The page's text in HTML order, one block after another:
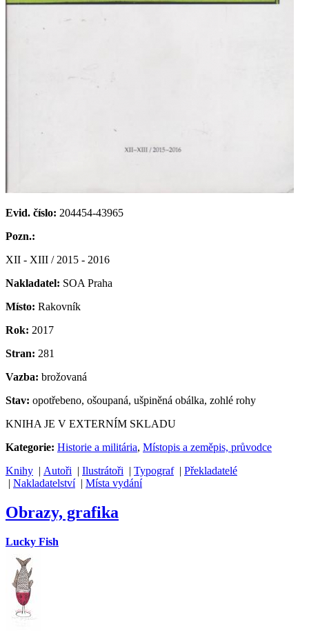
Evid. číslo: 204454-43965
Pozn.:
XII - XIII / 2015 - 2016
Nakladatel: SOA Praha
Místo: Rakovník
Rok: 2017
Stran: 281
Vazba: brožovaná
Stav: opotřebeno, ošoupaná, ušpiněná obálka, zohlé rohy
KNIHA JE V EXTERNÍM SKLADU
Kategorie: Historie a militária, Místopis a zeměpis, průvodce
Knihy | Autoři | Ilustrátoři | Typograf| Překladatelé
| Nakladatelství| Místa vydání
Obrazy, grafika
Lucky Fish